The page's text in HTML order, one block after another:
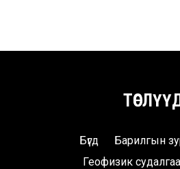
Бүгд
Барилгын
Геофизик